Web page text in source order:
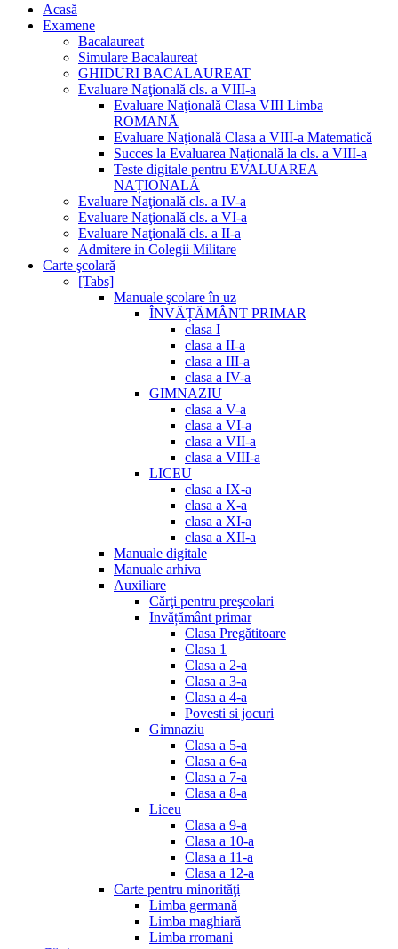
Acasă
Examene
Bacalaureat
Simulare Bacalaureat
GHIDURI BACALAUREAT
Evaluare Naţională cls. a VIII-a
Evaluare Naţională Clasa VIII Limba
ROMANĂ
Evaluare Naţională Clasa a VIII-a Matematică
Succes la Evaluarea Națională la cls. a VIII-a
Teste digitale pentru EVALUAREA
NAȚIONALĂ
Evaluare Naţională cls. a IV-a
Evaluare Naţională cls. a VI-a
Evaluare Naţională cls. a II-a
Admitere in Colegii Militare
Carte şcolară
[Tabs]
Manuale şcolare în uz
ÎNVĂȚĂMÂNT PRIMAR
clasa I
clasa a II-a
clasa a III-a
clasa a IV-a
GIMNAZIU
clasa a V-a
clasa a VI-a
clasa a VII-a
clasa a VIII-a
LICEU
clasa a IX-a
clasa a X-a
clasa a XI-a
clasa a XII-a
Manuale digitale
Manuale arhiva
Auxiliare
Cărţi pentru preşcolari
Invățământ primar
Clasa Pregătitoare
Clasa 1
Clasa a 2-a
Clasa a 3-a
Clasa a 4-a
Povesti si jocuri
Gimnaziu
Clasa a 5-a
Clasa a 6-a
Clasa a 7-a
Clasa a 8-a
Liceu
Clasa a 9-a
Clasa a 10-a
Clasa a 11-a
Clasa a 12-a
Carte pentru minorităţi
Limba germană
Limba maghiară
Limba rromani